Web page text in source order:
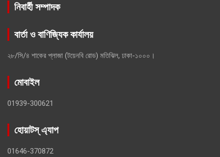
নিবার্হী সম্পাদক
বার্তা ও বাণিজ্যিক কার্যালয়
২৮/সি/৪ শাকের প্লাজা (টয়েনবি রোড) মতিঝিল, ঢাকা-১০০০।
মোবাইল
01939-300621
হোয়াটস্ এ্যাপ
01646-370872